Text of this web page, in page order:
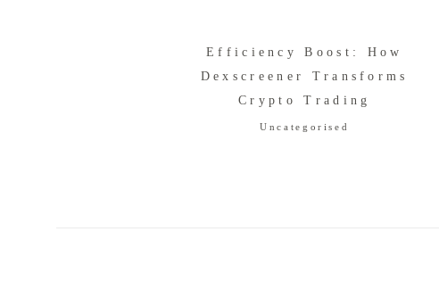
Efficiency Boost: How
Dexscreener Transforms
Crypto Trading
Uncategorised